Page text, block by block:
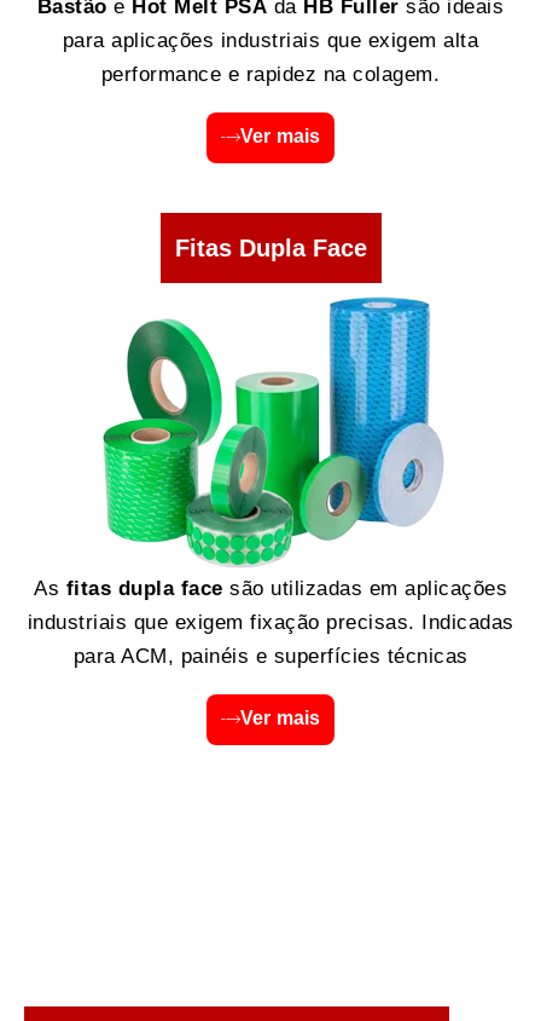
Bastão e Hot Melt PSA da HB Fuller são ideais
para aplicações industriais que exigem alta
performance e rapidez na colagem.
Ver mais
Fitas Dupla Face
As fitas dupla face são utilizadas em aplicações
industriais que exigem fixação precisas. Indicadas
para ACM, painéis e superfícies técnicas
Ver mais